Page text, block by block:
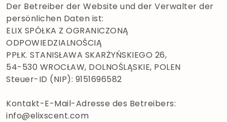
Der Betreiber der Website und der Verwalter der
persönlichen Daten ist:
ELIX SPÓŁKA Z OGRANICZONĄ
ODPOWIEDZIALNOŚCIĄ
PPŁK. STANISŁAWA SKARŻYŃSKIEGO 26,
54-530 WROCŁAW, DOLNOŚLĄSKIE, POLEN
Steuer-ID (NIP): 9151696582
Kontakt-E-Mail-Adresse des Betreibers:
info@elixscent.com